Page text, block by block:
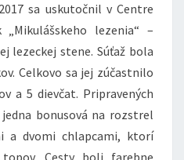
sa uskutočnil v Centre
lezenia“ –
lezeckej stene. Súťaž bola
Celkovo sa jej zúčastnilo
a 5 dievčat. Pripravených
bonusová na rozstrel
a dvomi chlapcami, ktorí
Cesty boli farebne